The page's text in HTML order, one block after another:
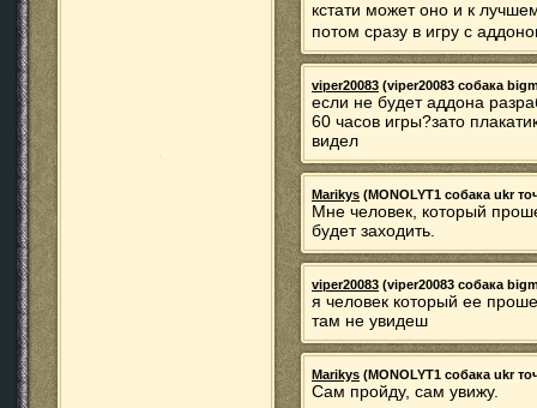
кстати может оно и к
потом сразу в игру с
viper20083 (viper20083 собака
если не будет аддона
60 часов игры?зато
видел
Marikys (MONOLYT1 собака ukr
Мне человек, который
будет заходить.
viper20083 (viper20083 собака
я человек который ее
там не увидеш
Marikys (MONOLYT1 собака ukr
Сам пройду, сам увижу.